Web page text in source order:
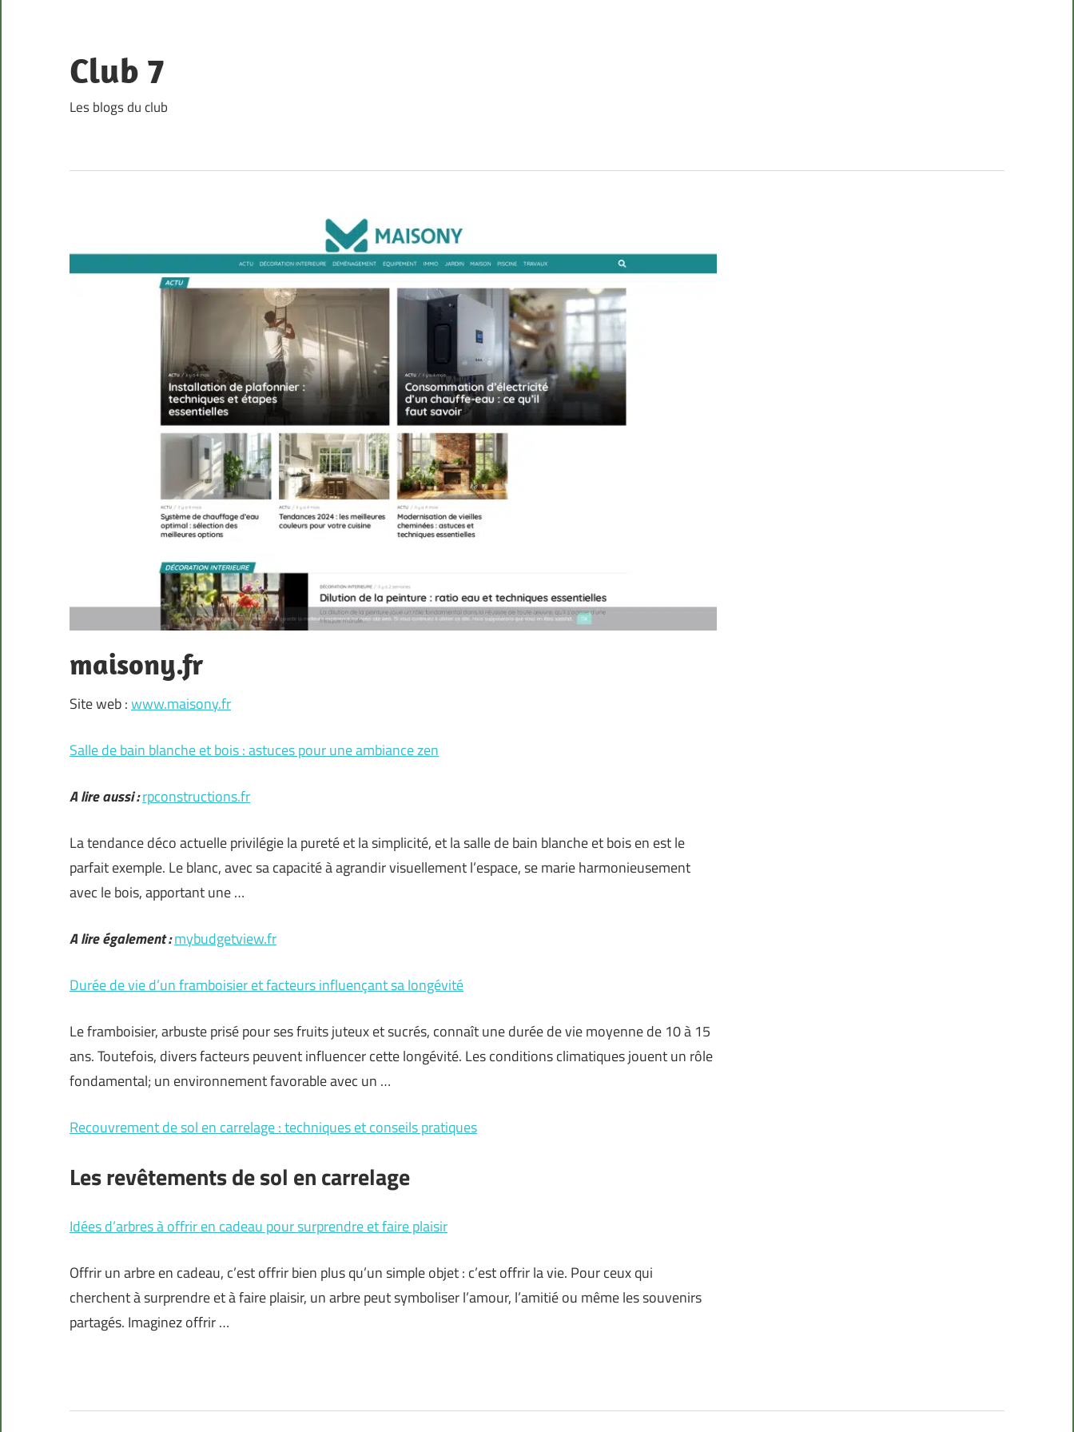
content
Club 7
Les blogs du club
maisony.fr
Site web :www.maisony.fr
Salle de bain blanche et bois : astuces pour une ambiance zen
A lire aussi :rpconstructions.fr
La tendance déco actuelle privilégie la pureté et la simplicité, et la salle de bain blanche et bois en est le
parfait exemple. Le blanc, avec sa capacité à agrandir visuellement l’espace, se marie harmonieusement
avec le bois, apportant une …
A lire également :mybudgetview.fr
Durée de vie d’un framboisier et facteurs influençant sa longévité
Le framboisier, arbuste prisé pour ses fruits juteux et sucrés, connaît une durée de vie moyenne de 10 à 15
ans. Toutefois, divers facteurs peuvent influencer cette longévité. Les conditions climatiques jouent un rôle
fondamental; un environnement favorable avec un …
Recouvrement de sol en carrelage : techniques et conseils pratiques
Les revêtements de sol en carrelage
Idées d’arbres à offrir en cadeau pour surprendre et faire plaisir
Offrir un arbre en cadeau, c’est offrir bien plus qu’un simple objet : c’est offrir la vie. Pour ceux qui
cherchent à surprendre et à faire plaisir, un arbre peut symboliser l’amour, l’amitié ou même les souvenirs
partagés. Imaginez offrir …